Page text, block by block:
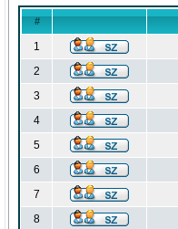
#
1
2
3
4
5
6
7
8